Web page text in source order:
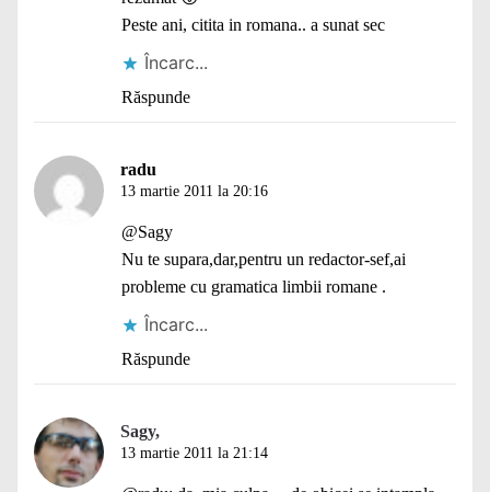
Peste ani, citita in romana.. a sunat sec
Încarc...
Răspunde
radu
13 martie 2011 la 20:16
@Sagy
Nu te supara,dar,pentru un redactor-sef,ai
probleme cu gramatica limbii romane .
Încarc...
Răspunde
Sagy,
13 martie 2011 la 21:14